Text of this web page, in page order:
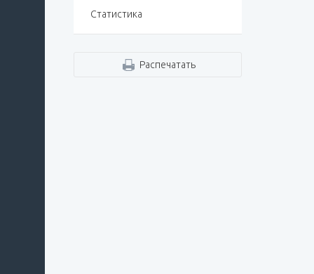
Статистика
Распечатать